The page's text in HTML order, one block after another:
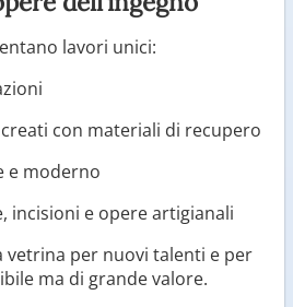
lavori unici:
con materiali di recupero
e moderno
incisioni e opere artigianali
vetrina per nuovi talenti e per
ma di grande valore.